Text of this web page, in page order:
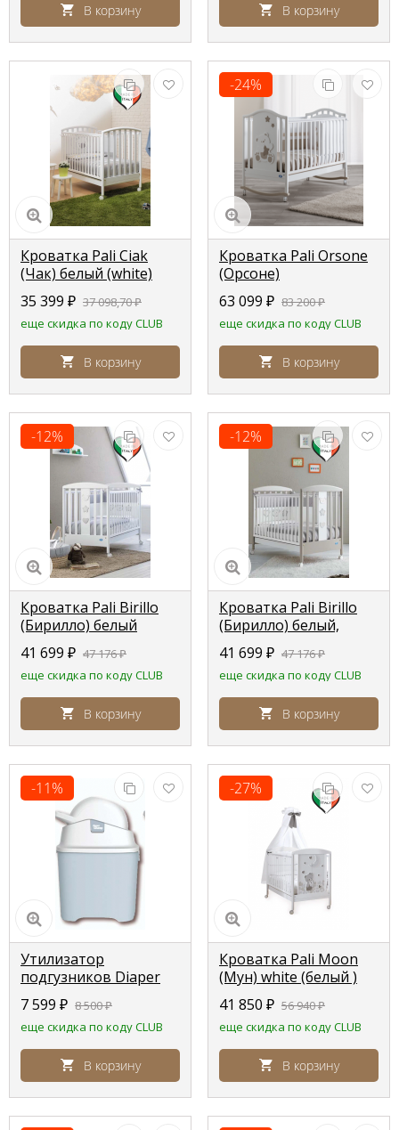
В корзину В корзину
Кроватка Pali Ciak
(Чак) белый (white)
35 399 ₽ 37 098,70₽
еще скидка по коду CLUB
В корзину
-24%
Кроватка Pali Orsone
(Орсоне)
63 099 ₽ 83 200₽
еще скидка по коду CLUB
В корзину
-12%
Кроватка Pali Birillo
(Бирилло) белый
(white)
41 699 ₽ 47 176₽
еще скидка по коду CLUB
В корзину
-12%
Кроватка Pali Birillo
(Бирилло) белый,
серо-песочный
(tortora\white)
41 699 ₽ 47 176₽
еще скидка по коду CLUB
В корзину
-11%
Утилизатор
подгузников Diaper
Champ One (Blue
\голубой)
7 599 ₽ 8 500₽
еще скидка по коду CLUB
В корзину
-27%
Кроватка Pali Moon
(Мун) white (белый )
41 850 ₽ 56 940₽
еще скидка по коду CLUB
В корзину